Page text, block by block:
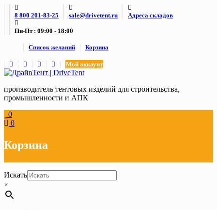
Skip
content
8 800 201-83-25 sale@drivetent.ru Адреса складов
Пн-Пт : 09:00 - 18:00
Список желаний Корзина
Мой аккаунт
производитель тентовых изделий для строительства,
промышленности и АПК
0
0
Корзина
Искать
×